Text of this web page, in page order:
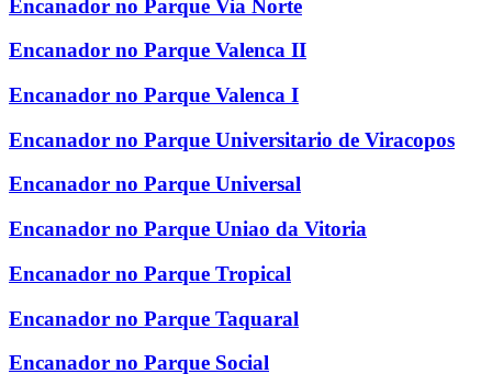
Encanador no Parque Via Norte
Encanador no Parque Valenca II
Encanador no Parque Valenca I
Encanador no Parque Universitario de Viracopos
Encanador no Parque Universal
Encanador no Parque Uniao da Vitoria
Encanador no Parque Tropical
Encanador no Parque Taquaral
Encanador no Parque Social